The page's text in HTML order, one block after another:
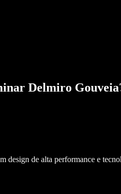
Delmiro Gouveia
design de alta performance e